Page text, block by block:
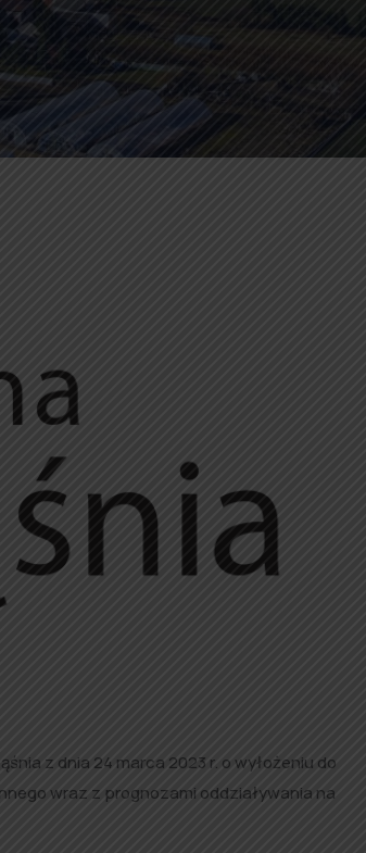
z dnia 24 marca 2023 r. o wyłożeniu do
wraz z prognozami oddziaływania na